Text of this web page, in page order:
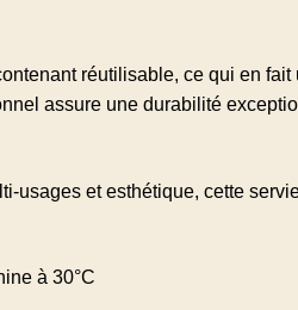
réutilisable, ce qui en
assure une durabilité
usages et esthétique, cette
à 30°C